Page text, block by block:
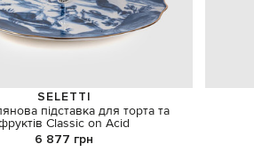
SELETTI
підставка для торта та
Classic on Acid
6 877 грн